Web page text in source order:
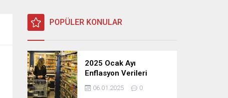
POPÜLER KONULAR
2025 Ocak Ayı
Enflasyon Verileri
Açıklandı: TÜFE, ÜFE ve
TEFE Oranları Belli
06.01.2025 0